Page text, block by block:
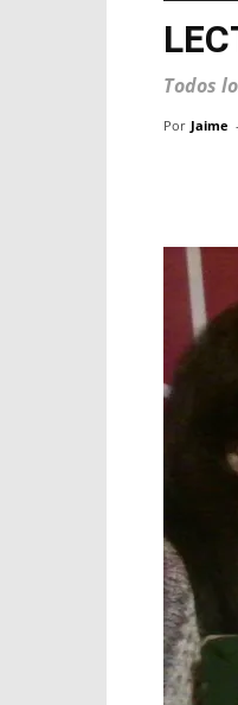
Todos
Por Jaime -